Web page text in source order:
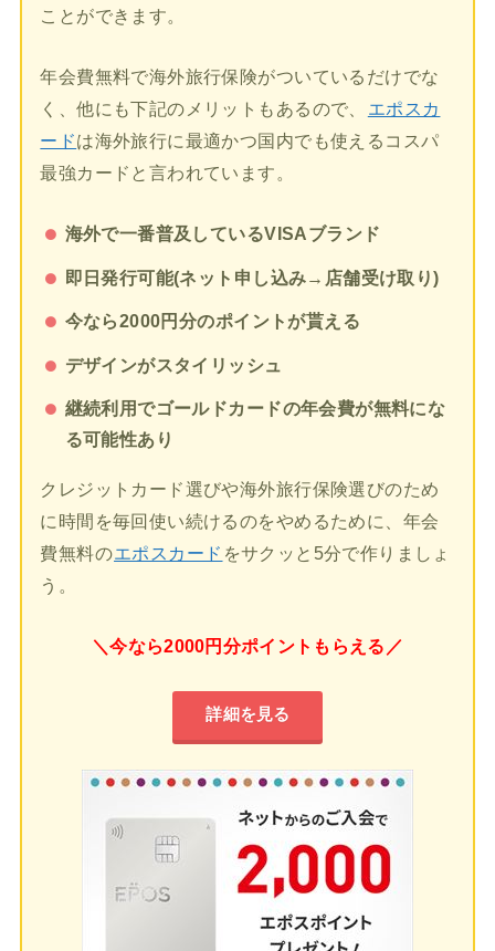
ことができます。
年会費無料で海外旅行保険がついているだけでな
く、他にも下記のメリットもあるので、
エポスカ
ードは海外旅行に最適かつ国内でも使えるコスパ
最強カードと言われています。
海外で一番普及しているVISAブランド
即日発行可能(ネット申し込み→店舗受け取り)
今なら2000円分のポイントが貰える
デザインがスタイリッシュ
継続利用でゴールドカードの年会費が無料にな
る可能性あり
クレジットカード選びや海外旅行保険選びのため
に時間を毎回使い続けるのをやめるために、年会
費無料のエポスカード をサクッと5分で作りましょ
う。
＼今なら2000円分ポイントもらえる／
詳細を見る